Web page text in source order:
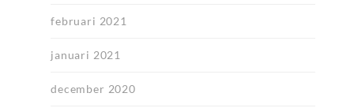
februari 2021
januari 2021
december 2020